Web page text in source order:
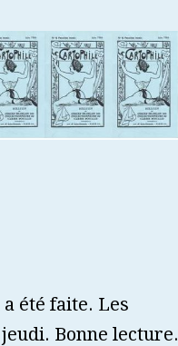
été faite. Les
Bonne lecture.